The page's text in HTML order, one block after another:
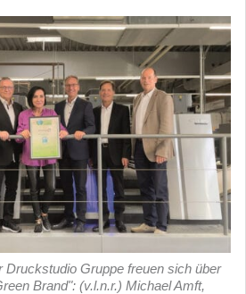
Druckstudio Gruppe freuen sich über
Brand": (v.l.n.r.) Michael Amft,